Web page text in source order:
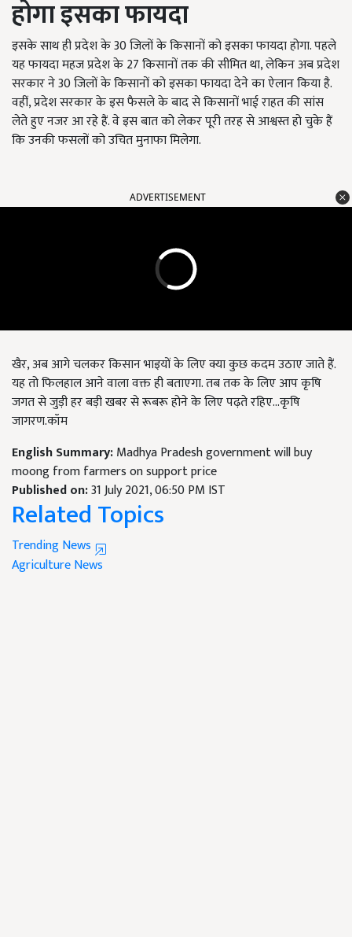
होगा इसका फायदा
इसके साथ ही प्रदेश के 30 जिलों के किसानों को इसका फायदा होगा. पहले
यह फायदा महज प्रदेश के 27 किसानों तक की सीमित था, लेकिन अब प्रदेश
सरकार ने 30 जिलों के किसानों को इसका फायदा देने का ऐलान किया है.
वहीं, प्रदेश सरकार के इस फैसले के बाद से किसानों भाई राहत की सांस
लेते हुए नजर आ रहे हैं. वे इस बात को लेकर पूरी तरह से आश्वस्त हो चुके हैं
कि उनकी फसलों को उचित मुनाफा मिलेगा.
ADVERTISEMENT
खैर, अब आगे चलकर किसान भाइयों के लिए क्या कुछ कदम उठाए जाते हैं.
यह तो फिलहाल आने वाला वक्त ही बताएगा. तब तक के लिए आप कृषि
जगत से जुड़ी हर बड़ी खबर से रूबरू होने के लिए पढ़ते रहिए...कृषि
जागरण.कॉम
English Summary:Madhya Pradesh government will buy
moong from farmers on support price
Published on:31 July 2021, 06:50 PM IST
Related Topics
Trending News
Agriculture News